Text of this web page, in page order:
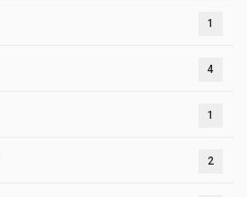
1
4
1
2